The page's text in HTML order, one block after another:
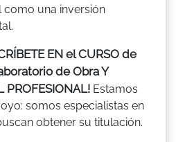
como una inversión
EN el CURSO de
de Obra Y
PROFESIONAL! Estamos
somos especialistas en
obtener su titulación.